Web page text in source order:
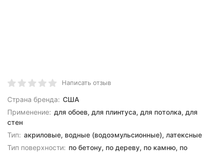
Написать отзыв
Страна бренда: США
Применение: для обоев, для плинтуса, для потолка, для
стен
Тип: акриловые, водные (водоэмульсионные), латексные
Тип поверхности: по бетону, по дереву, по камню, по